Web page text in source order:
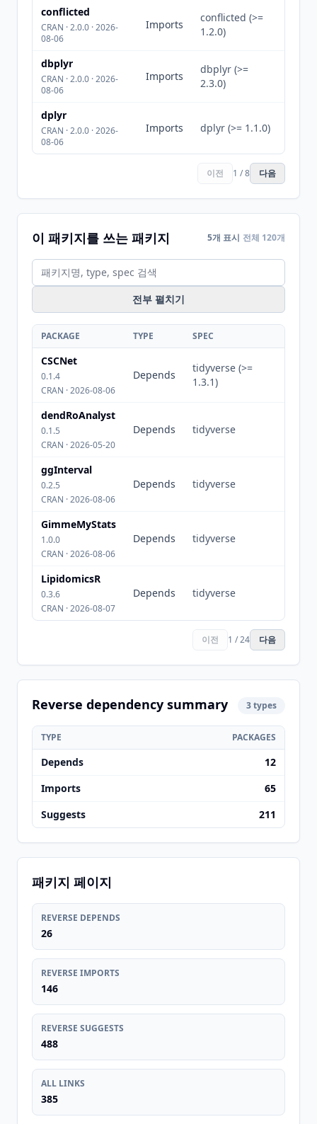
conflicted
CRAN · 2.0.0 · 2026-
08-06
Imports
conflicted (>=
1.2.0)
dbplyr
CRAN · 2.0.0 · 2026-
08-06
Imports
dbplyr (>=
2.3.0)
dplyr
CRAN · 2.0.0 · 2026-
08-06
Imports dplyr (>= 1.1.0)
이전 1 / 8 다음
이 패키지를 쓰는 패키지 5개 표시 전체 120개
전부 펼치기
PACKAGE TYPE SPEC
CSCNet
0.1.4
CRAN · 2026-08-06
Depends
tidyverse (>=
1.3.1)
dendRoAnalyst
0.1.5
CRAN · 2026-05-20
Depends tidyverse
ggInterval
0.2.5
CRAN · 2026-08-06
Depends tidyverse
GimmeMyStats
1.0.0
CRAN · 2026-08-06
Depends tidyverse
LipidomicsR
0.3.6
CRAN · 2026-08-07
Depends tidyverse
이전 1 / 24 다음
Reverse dependency summary 3 types
TYPE PACKAGES
Depends
12
Imports
65
Suggests
211
패키지 페이지
REVERSE DEPENDS
26
REVERSE IMPORTS
146
REVERSE SUGGESTS
488
ALL LINKS
385